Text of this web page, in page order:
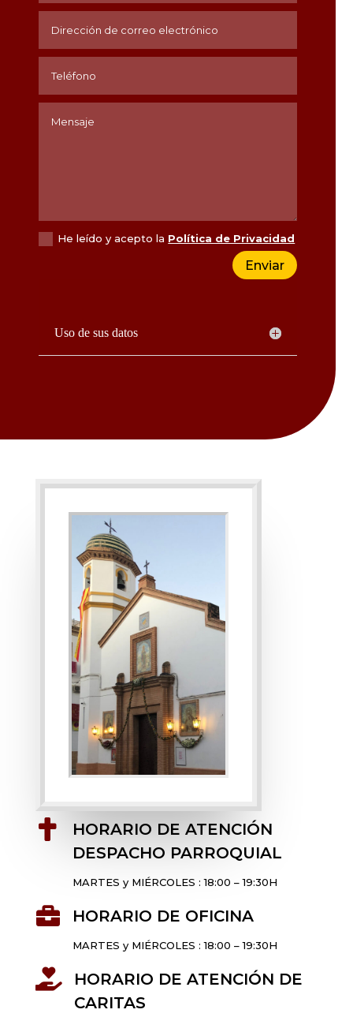
He leído y acepto la Política de Privacidad
Enviar
Uso de sus datos

HORARIO DE ATENCIÓN
DESPACHO PARROQUIAL
MARTES y MIÉRCOLES : 18:00 – 19:30H
 HORARIO DE OFICINA
MARTES y MIÉRCOLES : 18:00 – 19:30H

HORARIO DE ATENCIÓN DE
CARITAS